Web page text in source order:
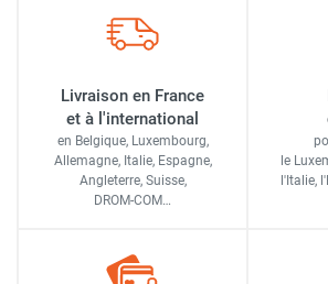
Livraison en France
et à l'international
en Belgique, Luxembourg,
Allemagne, Italie, Espagne,
Angleterre, Suisse,
DROM-COM…
le
l'Italie,